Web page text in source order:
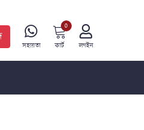
সহায়তা কার্ট
0
লগইন